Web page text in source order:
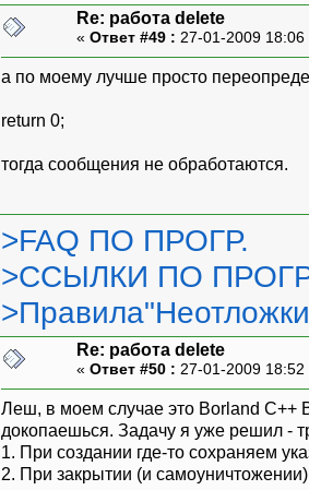
Re: работа delete
« Ответ #49 : 27-01-2009
а по моему лучше просто
return 0;
тогда сообщения не обработаются.
>FAQ ПО ПРОГР.
>ССЫЛКИ ПО
Re: работа delete
« Ответ #50 : 27-01-2009
Леш, в моем случае это Borland C++
докопаешься. Задачу я уже решил -
1. При создании где-то сохраняем
2. При закрытии (и